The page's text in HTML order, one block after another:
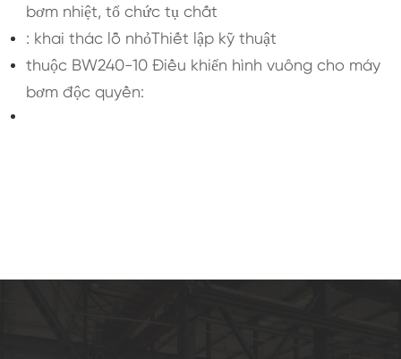
bơm nhiệt, tổ chức tụ chất
: khai thác lỗ nhỏThiết lập kỹ thuật
thuộc BW240-10 Điều khiển hình vuông cho máy
bơm độc quyền: